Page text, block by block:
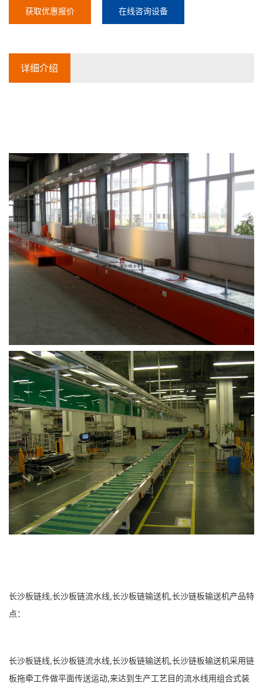
获取优惠报价 在线咨询设备
详细介绍
长沙板链线,长沙板链流水线,长沙板链输送机,长沙链板输送机产品特
点：
长沙板链线,长沙板链流水线,长沙板链输送机,长沙链板输送机采用链
板拖牵工件做平面传送运动,来达到生产工艺目的流水线用组合式装